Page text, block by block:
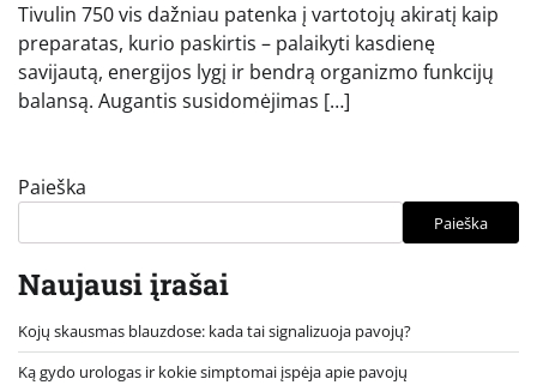
Tivulin 750 vis dažniau patenka į vartotojų akiratį kaip
preparatas, kurio paskirtis – palaikyti kasdienę
savijautą, energijos lygį ir bendrą organizmo funkcijų
balansą. Augantis susidomėjimas […]
Paieška
Paieška
Naujausi įrašai
Kojų skausmas blauzdose: kada tai signalizuoja pavojų?
Ką gydo urologas ir kokie simptomai įspėja apie pavojų